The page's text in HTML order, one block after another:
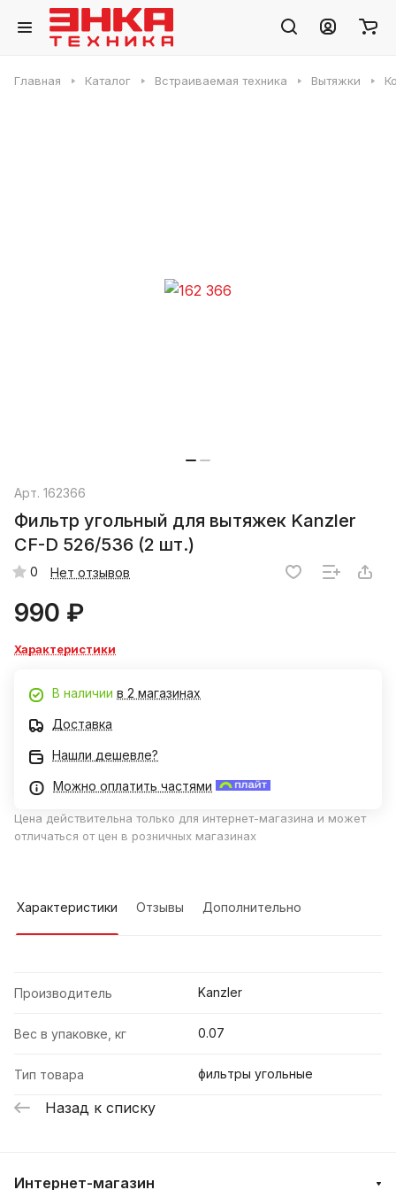
Главная Каталог Встраиваемая техника Вытяжки
Арт. 162366
Фильтр угольный для вытяжек Kanzler
CF-D 526/536 (2 шт.)
0 Нет отзывов
990 ₽
Характеристики
В наличии в 2 магазинах
Доставка
Нашли дешевле?
Можно оплатить частями
Цена действительна только для интернет-магазина и может
отличаться от цен в розничных магазинах
Характеристики Отзывы Дополнительно
Производитель Kanzler
Вес в упаковке, кг 0.07
Тип товара фильтры угольные
Назад к списку
Интернет-магазин